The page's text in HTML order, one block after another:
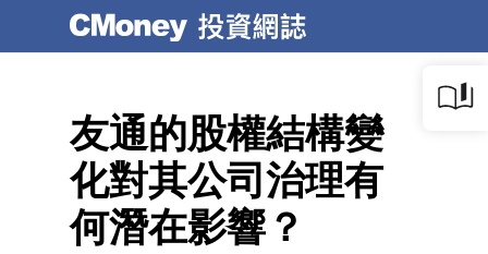
友通的股權結構變
化對其公司治理有
何潛在影響？